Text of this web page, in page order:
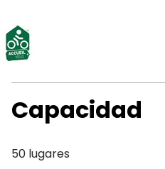
Capacidad
50 lugares